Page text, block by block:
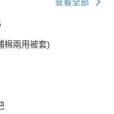
查看全部
棉兩用被套)